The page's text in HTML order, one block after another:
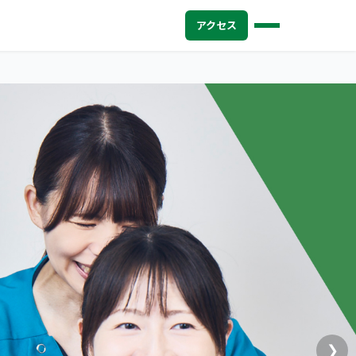
アクセス
❯